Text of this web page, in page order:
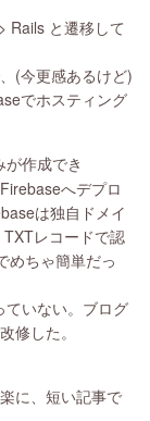
Rails と遷移して
(今更感あるけど)
でホスティング
作成でき
へデプロ
は独自ドメイ
レコードで認
めちゃ簡単だっ
いない。ブログ
修した。
に、短い記事で